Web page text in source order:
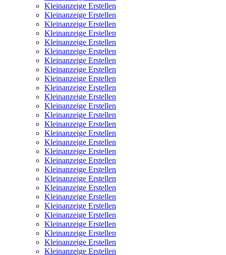
Kleinanzeige Erstellen
Kleinanzeige Erstellen
Kleinanzeige Erstellen
Kleinanzeige Erstellen
Kleinanzeige Erstellen
Kleinanzeige Erstellen
Kleinanzeige Erstellen
Kleinanzeige Erstellen
Kleinanzeige Erstellen
Kleinanzeige Erstellen
Kleinanzeige Erstellen
Kleinanzeige Erstellen
Kleinanzeige Erstellen
Kleinanzeige Erstellen
Kleinanzeige Erstellen
Kleinanzeige Erstellen
Kleinanzeige Erstellen
Kleinanzeige Erstellen
Kleinanzeige Erstellen
Kleinanzeige Erstellen
Kleinanzeige Erstellen
Kleinanzeige Erstellen
Kleinanzeige Erstellen
Kleinanzeige Erstellen
Kleinanzeige Erstellen
Kleinanzeige Erstellen
Kleinanzeige Erstellen
Kleinanzeige Erstellen